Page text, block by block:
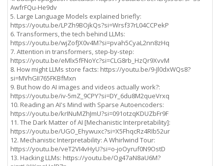
AwfrFQu-He9dv
5. Large Language Models explained briefly:
https://youtu.be/LPZh9BOjkQs?si=Wrsf37rL04CCPekP
6. Transformers, the tech behind LLMs:
https://youtu.be/wjZofJX0v4M?si=pvah5CyaL2nn8zHq
7. Attention in transformers, step-by-step:
https://youtu.be/eMlx5fFNoYc?si=CLG8rb_HzQr9XvvM
8. How might LLMs store facts: https://youtu.be/9-Jl0dxWQs8?
si=MVhGII765FKBfMxn
9. But how do AI images and videos actually work?:
https://youtu.be/iv-5mZ_9CPY?si=DY_6du8M2queVrxq
10. Reading an AI's Mind with Sparse Autoencoders:
https://youtu.be/krINuMZhJmU?si=091otzqKDUZbFr9F
11. The Dark Matter of AI [Mechanistic Interpretability]:
https://youtu.be/UGO_Ehywuxc?si=X5FhqcRz4RIb52ur
12. Mechanistic Interpretability: A Whirlwind Tour:
https://youtu.be/veT2VI4vHyU?si=o-joOyruf0N9OstD
13. Hacking LLMs: https://youtu.be/Og47aN8aU6M?